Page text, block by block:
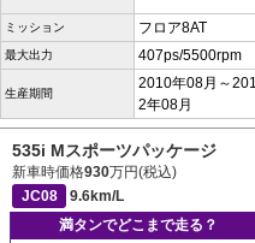
ミッション フロア8AT
最大出力 407ps/5500rpm
生産期間
2010年08月～201
2年08月
535i Mスポーツパッケージ
新車時価格930万円(税込)
JC08
9.6km/L
満タンでどこまで走る？